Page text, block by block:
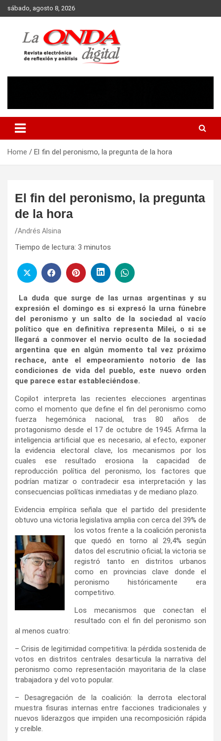
Skip
to
sábado, agosto 8, 2026
Home El fin del peronismo, la pregunta de la hora
El fin del peronismo, la pregunta
de la hora
Andrés Alsina
Tiempo de lectura: 3 minutos
La duda que surge de las urnas argentinas y su
expresión el domingo es si expresó la urna fúnebre
del peronismo y un salto de la sociedad al vacío
político que en definitiva representa Milei, o si se
llegará a conmover el nervio oculto de la sociedad
argentina que en algún momento tal vez próximo
rechace, ante el empeoramiento notorio de las
condiciones de vida del pueblo, este nuevo orden
que parece estar estableciéndose.
Copilot interpreta las recientes elecciones argentinas
como el momento que define el fin del peronismo como
fuerza hegemónica nacional, tras 80 años de
protagonismo desde el 17 de octubre de 1945. Afirma la
inteligencia artificial que es necesario, al efecto, exponer
la evidencia electoral clave, los mecanismos por los
cuales ese resultado erosiona la capacidad de
reproducción política del peronismo, los factores que
podrían matizar o contradecir esa interpretación y las
consecuencias políticas inmediatas y de mediano plazo.
Evidencia empírica señala que el partido del presidente
obtuvo una victoria legislativa amplia con cerca del 39% de
los votos frente a la coalición peronista
que quedó en torno al 29,4% según
datos del escrutinio oficial; la victoria se
registró tanto en distritos urbanos
como en provincias clave donde el
peronismo históricamente era
competitivo.
Los mecanismos que conectan el
resultado con el fin del peronismo son
al menos cuatro:
– Crisis de legitimidad competitiva: la pérdida sostenida de
votos en distritos centrales desarticula la narrativa del
peronismo como representación mayoritaria de la clase
trabajadora y del voto popular.
– Desagregación de la coalición: la derrota electoral
muestra fisuras internas entre facciones tradicionales y
nuevos liderazgos que impiden una recomposición rápida
y creíble.